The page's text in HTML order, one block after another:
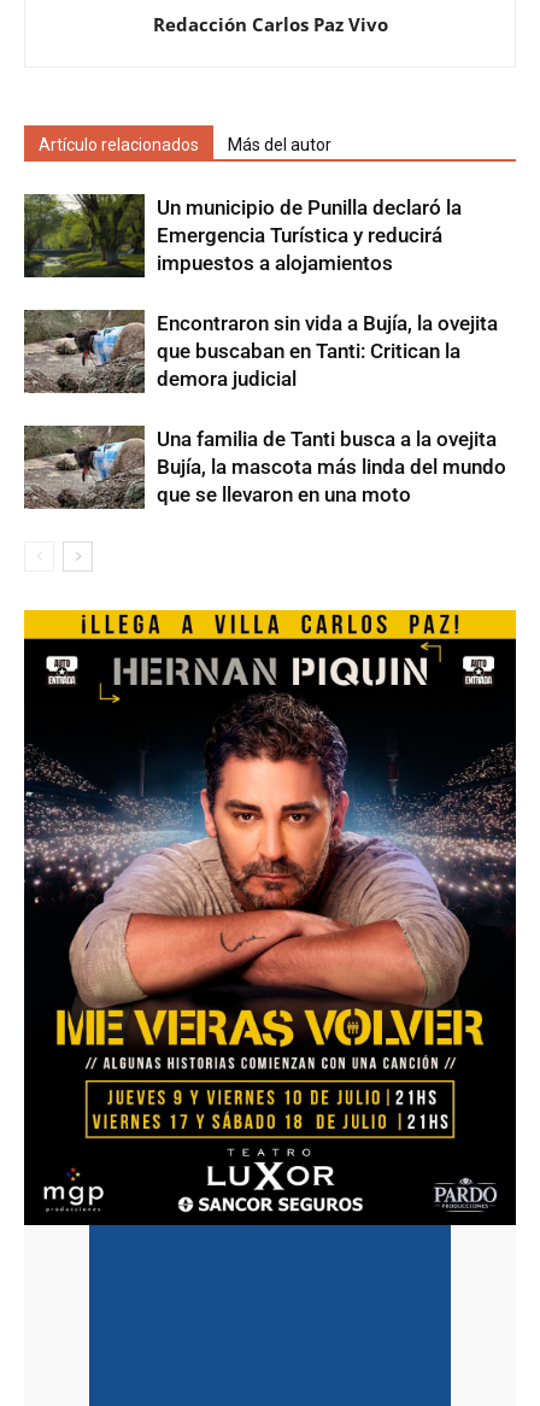
Redacción Carlos Paz Vivo
Artículo relacionados Más del autor
Un municipio de Punilla declaró la
Emergencia Turística y reducirá
impuestos a alojamientos
Encontraron sin vida a Bujía, la ovejita
que buscaban en Tanti: Critican la
demora judicial
Una familia de Tanti busca a la ovejita
Bujía, la mascota más linda del mundo
que se llevaron en una moto